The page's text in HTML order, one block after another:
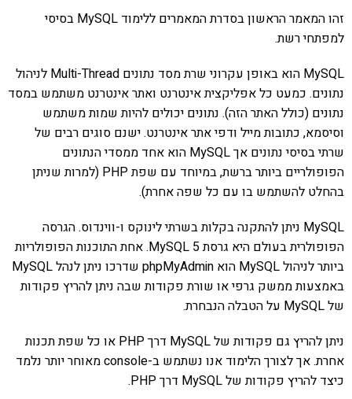
זהו המאמר הראשון בסדרת המאמרים ללימוד MySQL בסיסי
למפתחי רשת.
MySQL הוא באופן עקרוני שרת מסד נתונים Multi-Thread לניהול
נתונים. כמעט כל אפליקצית אינטרנט ואתר אינטרנט משתמש במסד
נתונים (כולל האתר הזה). נתונים יכולים להיות שמות משתמש
וסיסמא, כתובות מייל ודפי אתר אינטרנט. ישנם סוגים רבים של
שרתי בסיסי נתונים אך MySQL הוא אחד ממסדי הנתונים
הפופולריים ביותר ברשת, במיוחד עם שפת PHP (למרות שניתן
בהחלט להשתמש בו עם כל שפה אחרת).
MySQL ניתן להתקנה בקלות בשרתי לינוקס ו-ווינדוס. הגרסה
הפופולרית בעולם היא גרסת MySQL 5. אחת התוכנות הפופולריות
ביותר לניהול MySQL הוא phpMyAdmin שדרכו ניתן לנהל MySQL
באמצעות ממשק גרפי או שורת פקודות שבה ניתן להריץ פקודות
של MySQL על הטבלה הנבחרת.
ניתן להריץ גם פקודות של MySQL דרך PHP או כל שפת תכנות
אחרת. אך לצורך הלימוד אנו נשתמש ב-console מאוחר יותר נלמד
כיצד להריץ פקודות של MySQL דרך PHP.